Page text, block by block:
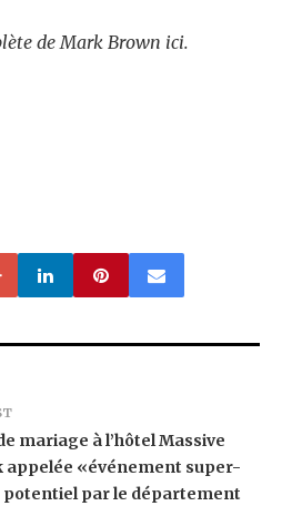
de Mark Brown ici.
mariage à l’hôtel Massive
appelée «événement super-
potentiel par le département